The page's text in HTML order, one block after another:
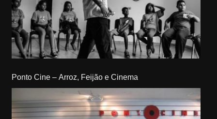
Ponto Cine – Arroz, Feijão e Cinema